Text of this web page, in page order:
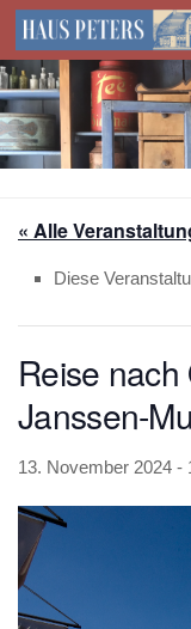
Zum Inhalt
« Alle
Diese
Reise
Janssen-
13. November 2024 -